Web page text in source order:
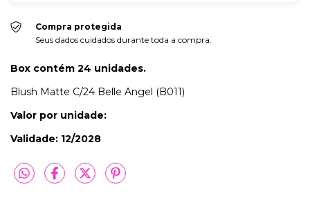
Compra protegida
Seus dados cuidados durante toda a compra.
Box contém 24 unidades.
Blush Matte C/24 Belle Angel (B011)
Valor por unidade:
Validade: 12/2028